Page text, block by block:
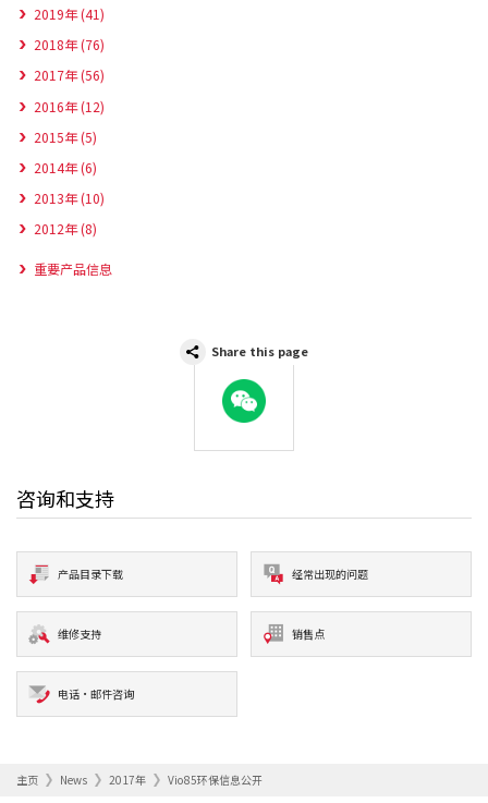
2019年 (41)
2018年 (76)
2017年 (56)
2016年 (12)
2015年 (5)
2014年 (6)
2013年 (10)
2012年 (8)
重要产品信息
Share this page
WeChat
咨询和支持
产品目录下载 经常出现的问题
维修支持 销售点
电话·邮件咨询
主页 News 2017年 Vio85环保信息公开